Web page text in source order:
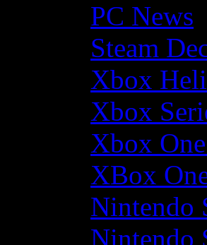
PC News
Steam
Xbox
Xbox
Xbox
XBox
Nintendo
Nintendo